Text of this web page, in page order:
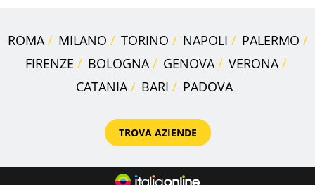
ROMA MILANO TORINO NAPOLI
PALERMO
FIRENZE
BOLOGNA GENOVA
VERONA
CATANIA
BARI PADOVA
TROVA AZIENDE